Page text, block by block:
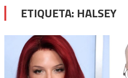
ETIQUETA: HALSEY